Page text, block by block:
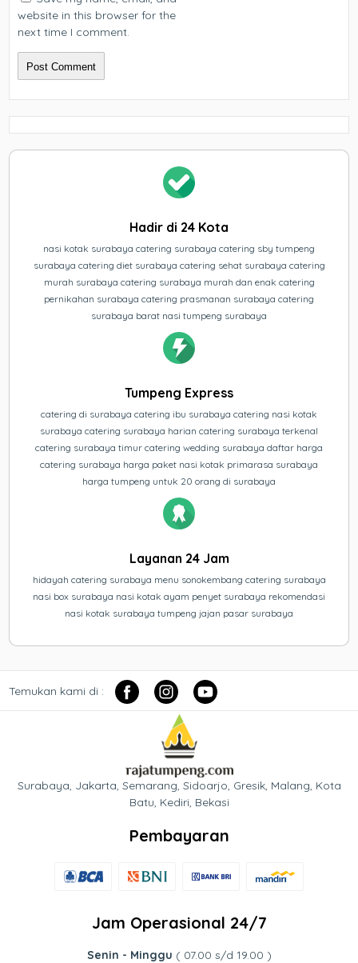
website in this browser for the
next time I comment.
Hadir di 24 Kota
nasi kotak surabaya catering surabaya catering sby tumpeng
surabaya catering diet surabaya catering sehat surabaya catering
murah surabaya catering surabaya murah dan enak catering
pernikahan surabaya catering prasmanan surabaya catering
surabaya barat nasi tumpeng surabaya
Tumpeng Express
catering di surabaya catering ibu surabaya catering nasi kotak
surabaya catering surabaya harian catering surabaya terkenal
catering surabaya timur catering wedding surabaya daftar harga
catering surabaya harga paket nasi kotak primarasa surabaya
harga tumpeng untuk 20 orang di surabaya
Layanan 24 Jam
hidayah catering surabaya menu sonokembang catering surabaya
nasi box surabaya nasi kotak ayam penyet surabaya rekomendasi
nasi kotak surabaya tumpeng jajan pasar surabaya
Temukan kami di :
Surabaya, Jakarta, Semarang, Sidoarjo, Gresik, Malang, Kota
Batu, Kediri, Bekasi
Pembayaran
Jam Operasional 24/7
Senin - Minggu ( 07.00 s/d 19.00 )